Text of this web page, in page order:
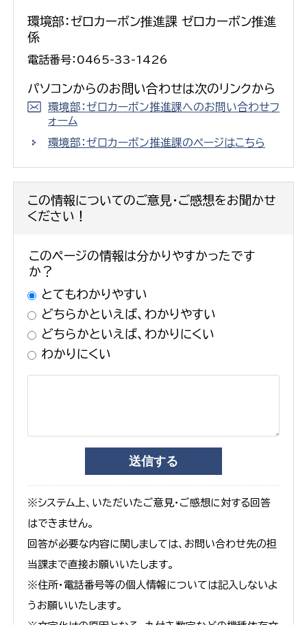
環境部：ゼロカーボン推進課 ゼロカーボン推進
係
電話番号：0465-33-1426
パソコンからのお問い合わせは次のリンクから
環境部：ゼロカーボン推進課へのお問い合わせフ
ォーム
環境部：ゼロカーボン推進課のページはこちら
この情報についてのご意見・ご感想をお聞かせ
ください！
このページの情報は分かりやすかったです
か？
とてもわかりやすい
どちらかといえば、わかりやすい
どちらかといえば、わかりにくい
わかりにくい
※システム上、いただいたご意見・ご感想に対する回答
はできません。
回答が必要な内容に関しましては、お問い合わせ先の担
当課まで直接お願いいたします。
※住所・電話番号等の個人情報については記入しないよ
うお願いいたします。